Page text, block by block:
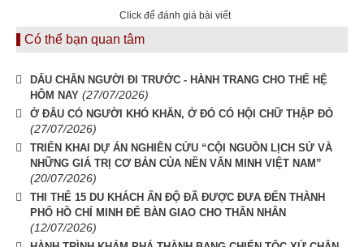
Click để đánh giá bài viết
Có thể bạn quan tâm
DẤU CHÂN NGƯỜI ĐI TRƯỚC - HÀNH TRANG CHO THẾ HỆ
HÔM NAY (27/07/2026)
Ở ĐÂU CÓ NGƯỜI KHÓ KHĂN, Ở ĐÓ CÓ HỘI CHỮ THẬP ĐỎ
(27/07/2026)
TRIỂN KHAI DỰ ÁN NGHIÊN CỨU “CỘI NGUỒN LỊCH SỬ VÀ
NHỮNG GIÁ TRỊ CƠ BẢN CỦA NỀN VĂN MINH VIỆT NAM”
(20/07/2026)
THI THỂ 15 DU KHÁCH ẤN ĐỘ ĐÃ ĐƯỢC ĐƯA ĐẾN THÀNH
PHỐ HỒ CHÍ MINH ĐỂ BÀN GIAO CHO THÂN NHÂN
(12/07/2026)